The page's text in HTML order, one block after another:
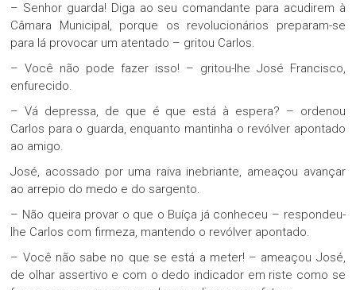
– Senhor guarda! Diga ao seu comandante para acudirem à
Câmara Municipal, porque os revolucionários preparam-se
para lá provocar um atentado – gritou Carlos.
– Você não pode fazer isso! – gritou-lhe José Francisco,
enfurecido.
– Vá depressa, de que é que está à espera? – ordenou
Carlos para o guarda, enquanto mantinha o revólver apontado
ao amigo.
José, acossado por uma raiva inebriante, ameaçou avançar
ao arrepio do medo e do sargento.
– Não queira provar o que o Buíça já conheceu – respondeu-
lhe Carlos com firmeza, mantendo o revólver apontado.
– Você não sabe no que se está a meter! – ameaçou José,
de olhar assertivo e com o dedo indicador em riste como se